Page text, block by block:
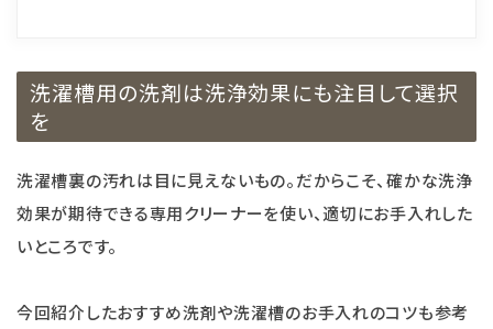
洗濯槽用の洗剤は洗浄効果にも注目して選択
を
洗濯槽裏の汚れは目に見えないもの。だからこそ、確かな洗浄
効果が期待できる専用クリーナーを使い、適切にお手入れした
いところです。
今回紹介したおすすめ洗剤や洗濯槽のお手入れのコツも参考